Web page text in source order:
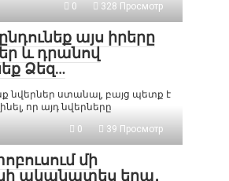
0 328 Просмотр
այս իրերը
և դրանով
Ձեզ…
նվերներ ստանալ, բայց պետք է
որ այդ նվերները
0 39 Просмотр
մի
ականատես եղա․